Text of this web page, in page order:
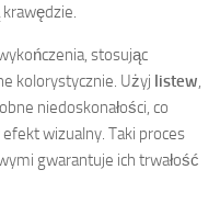
stosując
kolorystycznie. Użyj listew
niedoskonałości, co
wizualny. Taki proces
gwarantuje ich trwałość